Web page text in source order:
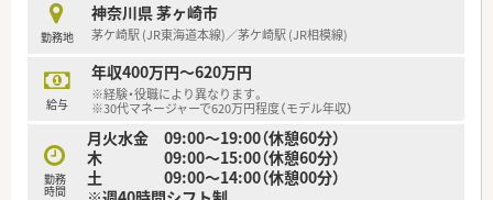
勤務地
神奈川県 茅ヶ崎市
茅ケ崎駅 (JR東海道本線)／茅ケ崎駅 (JR相模線)
給与
年収400万円～620万円
※経験・役職により異なります。
※30代マネージャーで620万円程度（モデル年収）
勤務
時間
月火水金 09:00～19:00（休憩60分）
木 09:00～15:00（休憩60分）
土 09:00～14:00（休憩00分）